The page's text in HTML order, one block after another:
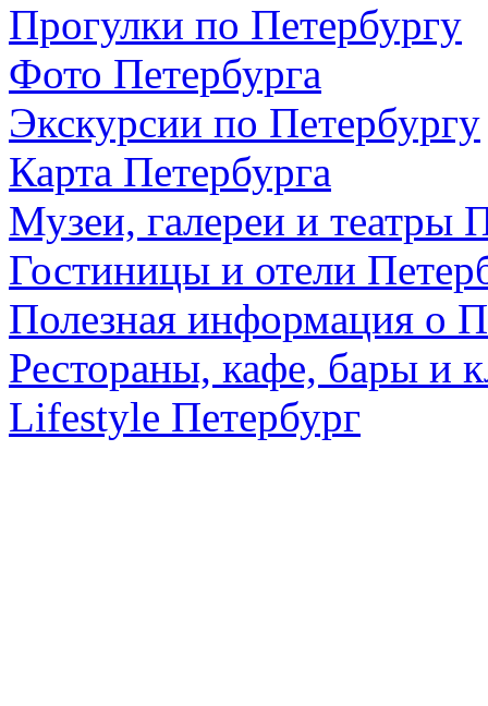
Прогулки по Петербургу
Фото Петербурга
Экскурсии по Петербургу
Карта Петербурга
Музеи, галереи и театры
Гостиницы и отели
Полезная информация о
Рестораны, кафе, бары и
Lifestyle Петербург